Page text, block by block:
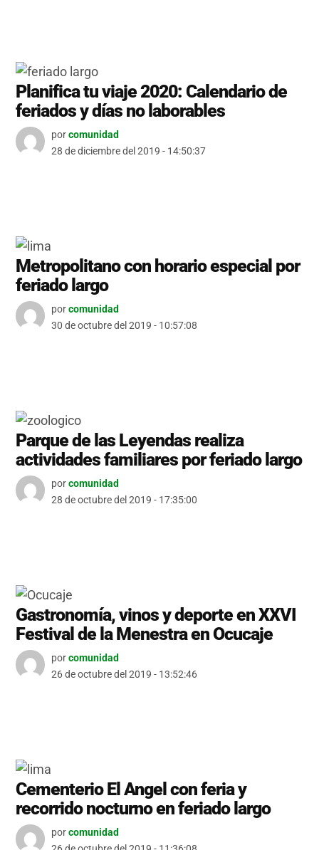
Planifica tu viaje 2020: Calendario de
feriados y días no laborables
porcomunidad
28 de diciembre del 2019 - 14:50:37
Metropolitano con horario especial por
feriado largo
porcomunidad
30 de octubre del 2019 - 10:57:08
Parque de las Leyendas realiza
actividades familiares por feriado largo
porcomunidad
28 de octubre del 2019 - 17:35:00
Gastronomía, vinos y deporte en XXVI
Festival de la Menestra en Ocucaje
porcomunidad
26 de octubre del 2019 - 13:52:46
Cementerio El Angel con feria y
recorrido nocturno en feriado largo
porcomunidad